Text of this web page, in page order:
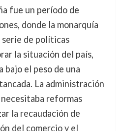
fue un período de
donde la monarquía
de políticas
la situación del país,
bajo el peso de una
La administración
reformas
la recaudación de
del comercio y el